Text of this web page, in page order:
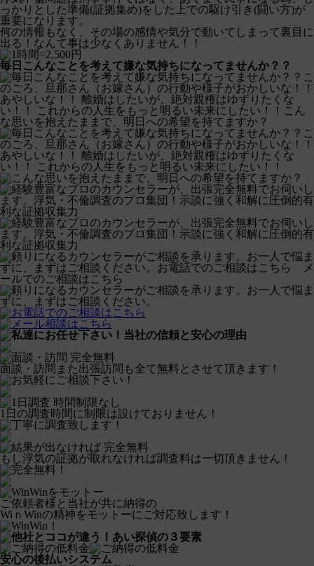
っかりとした準備(証拠集め)をした上での駆け引き(闘い方)が
重要になります。
何の情報もなく、その場の感情や気分で動いてしまって裏目に
出る！なんて事は少なくありません！！
毎日こんなことを考えて嫌な気持ちになってませんか？？
当社の信頼と安心の理由
面談・訪問また出張訪問も全て無料とさせて頂きます！
1日の調査時間に制限は設けておりません！
もし浮気の証拠が取れなければ調査料は一切頂きません！
ご依頼者様と当社が共に納得の
WiｎWinの精神をモットーにご対応致します！
あい探偵の３要素
安心の後払いシステム